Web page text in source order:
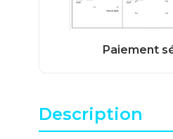
Description